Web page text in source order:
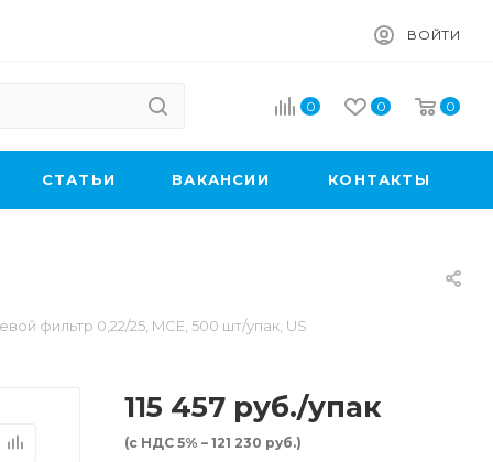
ВОЙТИ
0 0 0
CТАТЬИ ВАКАНСИИ КОНТАКТЫ
фильтр 0,22/25, MCE, 500 шт/упак, US
115 457 руб./упак
(с НДС 5% – 121 230 руб.)